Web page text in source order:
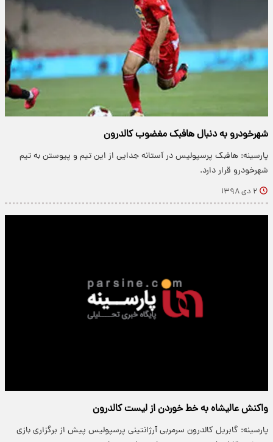
شهرخودرو به دنبال هافبک مغضوب کالدرون
پارسینه: هافبک پرسپولیس در آستانه جدایی از این تیم و پیوستن به تیم
شهرخودرو قرار دارد.
۲ دی ۱۳۹۸
واکنش عالیشاه به خط خوردن از لیست کالدرون
پارسینه: گابریل کالدرون سرمربی آرژانتینی پرسپولیس پیش از برگزاری بازی